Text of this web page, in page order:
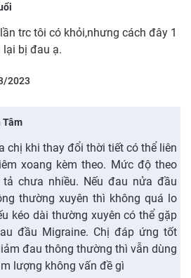
trc tôi có khỏi,nhưng cách đây 1
lại bị đau ạ.
2023
Tâm
chị khi thay đổi thời tiết có thể liên
xoang kèm theo. Mức độ theo
chưa nhiều. Nếu đau nửa đầu
thường xuyên thì không quá lo
kéo dài thường xuyên có thể gặp
đầu Migraine. Chị đáp ứng tốt
đau thông thường thì vẫn dùng
lượng không vấn đề gì